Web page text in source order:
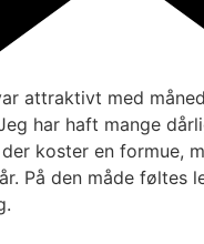
attraktivt med
har haft mange
koster en formue,
På den måde føltes